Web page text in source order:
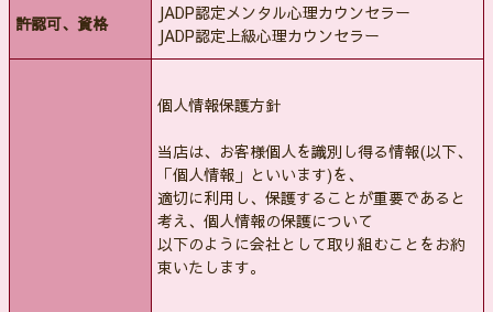
許認可、資格
JADP認定メンタル心理カウンセラー
JADP認定上級心理カウンセラー
個人情報保護方針
当店は、お客様個人を識別し得る情報(以下、
「個人情報」といいます)を、
適切に利用し、保護することが重要であると
考え、個人情報の保護について
以下のように会社として取り組むことをお約
束いたします。